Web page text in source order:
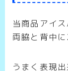
当商品アイ
両脇と背中
うまく表現